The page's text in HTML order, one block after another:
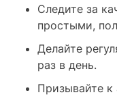
Следите за
простыми,
Делайте
раз в день.
Призывайте к